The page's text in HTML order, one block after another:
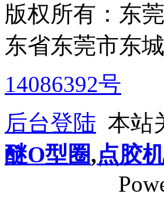
版权所有：东
东省东莞市东
14086392号
后台登陆 本站
醚O型圈,点胶